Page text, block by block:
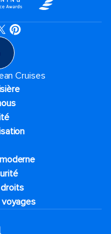
Cruises
voyages